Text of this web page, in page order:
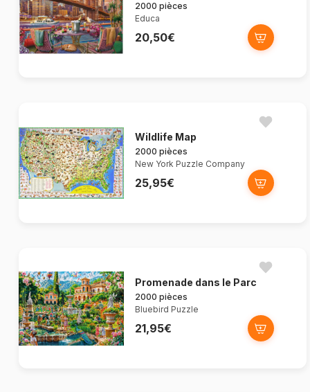
2000 pièces
Educa
20,50€
Wildlife Map
2000 pièces
New York Puzzle Company
25,95€
Promenade dans le Parc
2000 pièces
Bluebird Puzzle
21,95€